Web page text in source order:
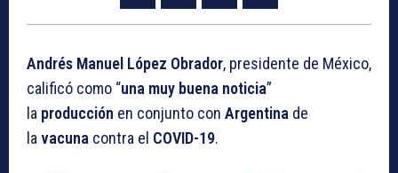
Andrés Manuel López Obrador, presidente de México,
calificó como “una muy buena noticia”
la producción en conjunto con Argentina de
la vacuna contra el COVID-19.